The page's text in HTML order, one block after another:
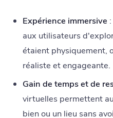
Expérience immersive
aux utilisateurs
étaient physiquement,
réaliste et engageante.
Gain de temps et de
virtuelles permettent
bien ou un lieu sans